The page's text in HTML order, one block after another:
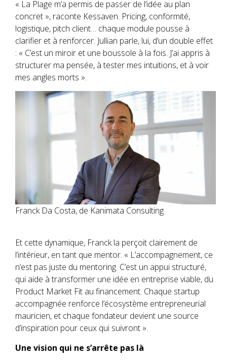
« La Plage m’a permis de passer de l’idée au plan
concret », raconte Kessaven. Pricing, conformité,
logistique, pitch client… chaque module pousse à
clarifier et à renforcer. Jullian parle, lui, d’un double effet
: « C’est un miroir et une boussole à la fois. J’ai appris à
structurer ma pensée, à tester mes intuitions, et à voir
mes angles morts ».
Franck Da Costa, de Kanimata Consulting
Et cette dynamique, Franck la perçoit clairement de
l’intérieur, en tant que mentor. « L’accompagnement, ce
n’est pas juste du mentoring. C’est un appui structuré,
qui aide à transformer une idée en entreprise viable, du
Product Market Fit au financement. Chaque startup
accompagnée renforce l’écosystème entrepreneurial
mauricien, et chaque fondateur devient une source
d’inspiration pour ceux qui suivront ».
Une vision qui ne s’arrête pas là